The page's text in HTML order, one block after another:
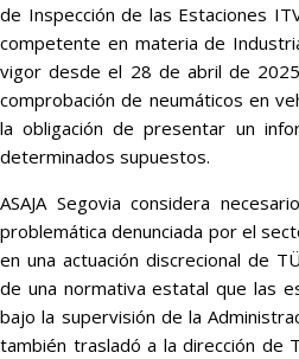
de Inspección de las Estaciones
competente en materia de
vigor desde el 28 de abril de
comprobación de neumáticos en
la obligación de presentar un
determinados supuestos.
ASAJA Segovia considera
problemática denunciada por el
en una actuación discrecional de
de una normativa estatal que las
bajo la supervisión de la
también trasladó a la dirección de